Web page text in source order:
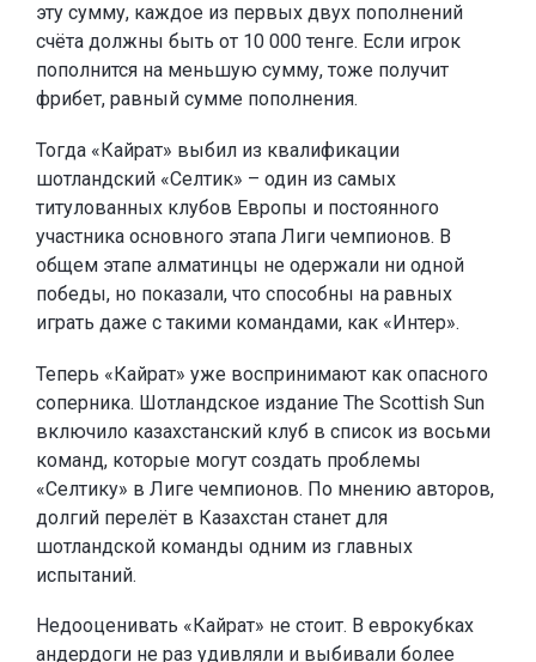
эту сумму, каждое из первых двух пополнений
счёта должны быть от 10 000 тенге. Если игрок
пополнится на меньшую сумму, тоже получит
фрибет, равный сумме пополнения.
Тогда «Кайрат» выбил из квалификации
шотландский «Селтик» – один из самых
титулованных клубов Европы и постоянного
участника основного этапа Лиги чемпионов. В
общем этапе алматинцы не одержали ни одной
победы, но показали, что способны на равных
играть даже с такими командами, как «Интер».
Теперь «Кайрат» уже воспринимают как опасного
соперника. Шотландское издание The Scottish Sun
включило казахстанский клуб в список из восьми
команд, которые могут создать проблемы
«Селтику» в Лиге чемпионов. По мнению авторов,
долгий перелёт в Казахстан станет для
шотландской команды одним из главных
испытаний.
Недооценивать «Кайрат» не стоит. В еврокубках
андердоги не раз удивляли и выбивали более